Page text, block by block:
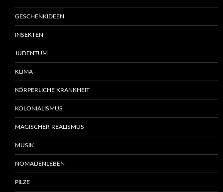
GESCHENKIDEEN
INSEKTEN
JUDENTUM
KLIMA
KÖRPERLICHE KRANKHEIT
KOLONIALISMUS
MAGISCHER REALISMUS
MUSIK
NOMADENLEBEN
PILZE